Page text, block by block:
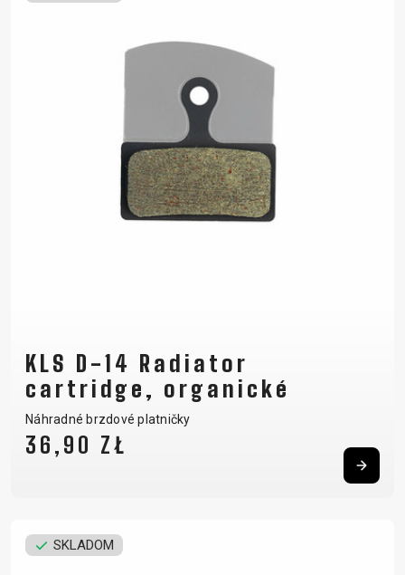
KLS D-14 Radiator
cartridge, organické
Náhradné brzdové platničky
36,90 ZŁ
SKLADOM